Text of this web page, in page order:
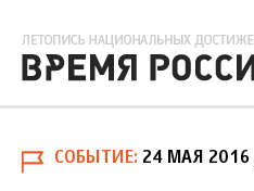
СОБЫТИЕ 24 МАЯ 2016